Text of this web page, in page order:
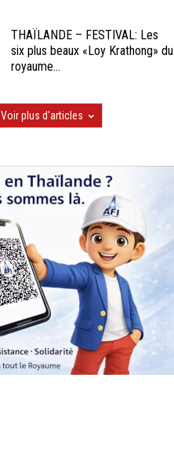
THAÏLANDE – FESTIVAL: Les
six plus beaux «Loy Krathong» du
royaume...
Voir plus d'articles